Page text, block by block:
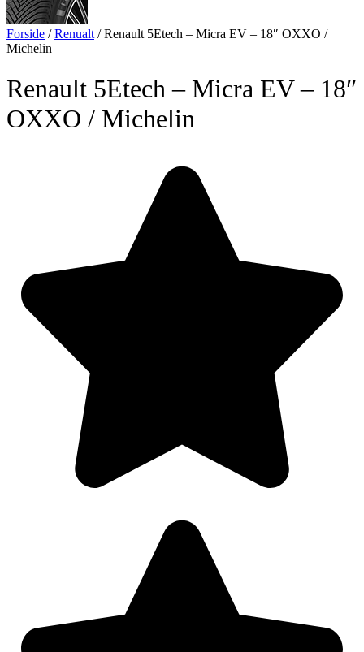
Forside /Renualt /Renault 5Etech – Micra EV – 18″ OXXO /
Michelin
Renault 5Etech – Micra EV – 18″
OXXO / Michelin